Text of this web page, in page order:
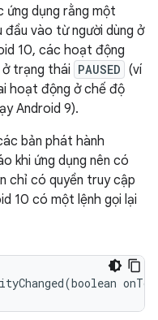
ứng dụng rằng một
vào từ người dùng ở
10, các hoạt động
ở trạng thái PAUSED (ví
hoạt động ở chế độ
Android 9).
bản phát hành
khi ứng dụng nên có
chỉ có quyền truy cập
10 có một lệnh gọi lại